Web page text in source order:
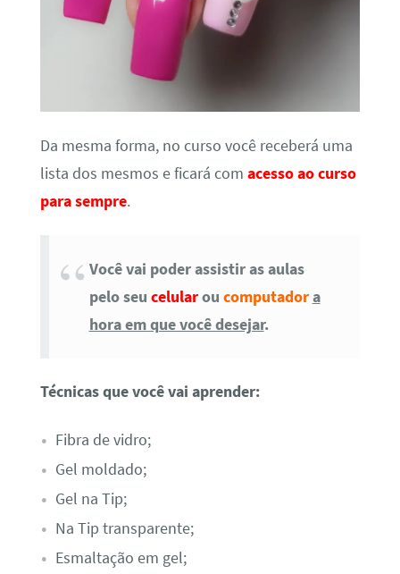
Da mesma forma, no curso você receberá uma
lista dos mesmos e ficará com acesso ao curso
para sempre.
Você vai poder assistir as aulas
pelo seu celularou computador a
hora em que você desejar.
Técnicas que você vai aprender:
Fibra de vidro;
Gel moldado;
Gel na Tip;
Na Tip transparente;
Esmaltação em gel;